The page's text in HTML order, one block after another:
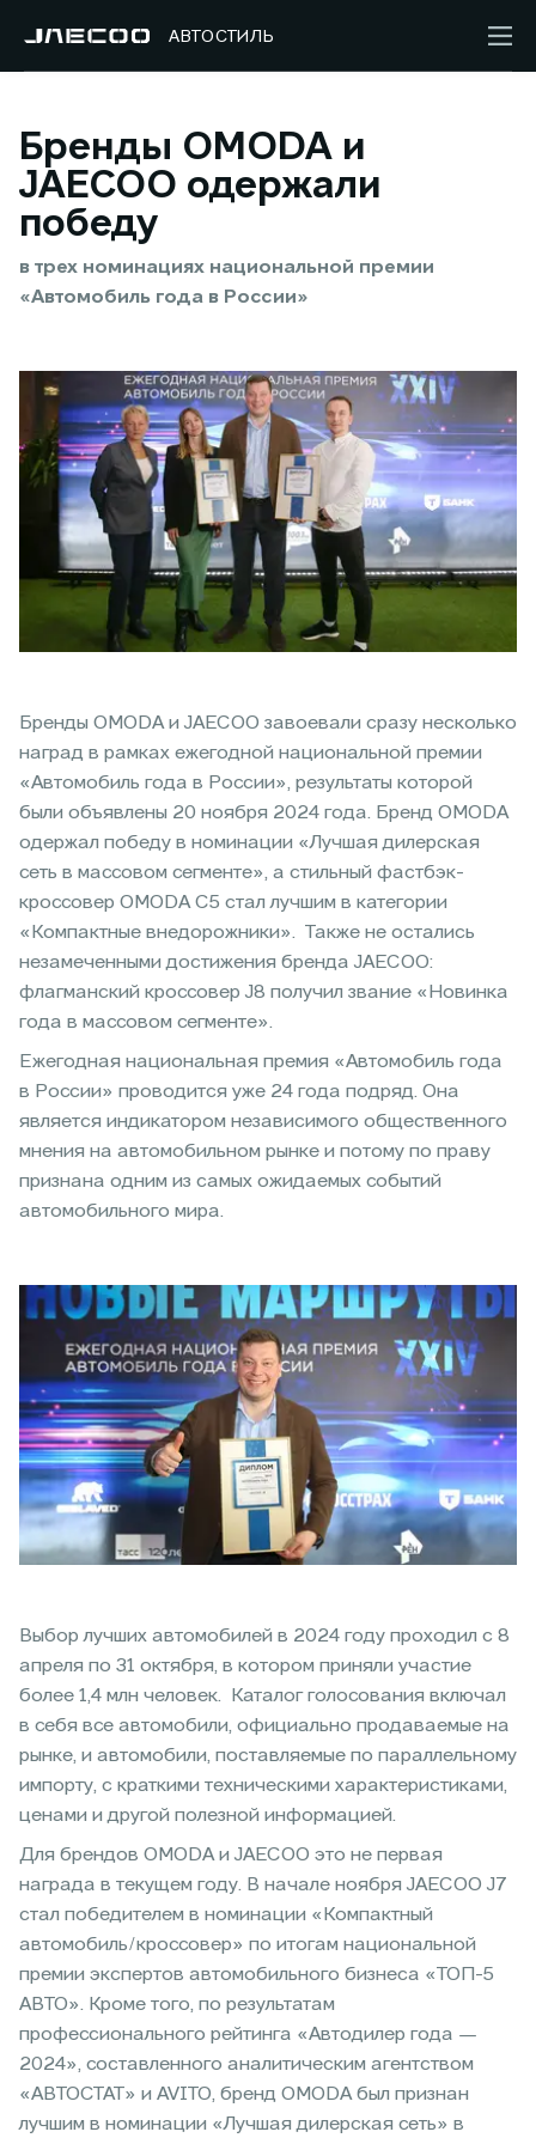
АВТОСТИЛЬ
Бренды OMODA и
JAECOO одержали
победу
в трех номинациях национальной премии
«Автомобиль года в России»
Бренды OMODA и JAECOO завоевали сразу несколько
наград в рамках ежегодной национальной премии
«Автомобиль года в России», результаты которой
были объявлены 20 ноября 2024 года. Бренд OMODA
одержал победу в номинации «Лучшая дилерская
сеть в массовом сегменте», а стильный фастбэк-
кроссовер OMODA C5 стал лучшим в категории
«Компактные внедорожники». Также не остались
незамеченными достижения бренда JAECOO:
флагманский кроссовер J8 получил звание «Новинка
года в массовом сегменте».
Ежегодная национальная премия «Автомобиль года
в России» проводится уже 24 года подряд. Она
является индикатором независимого общественного
мнения на автомобильном рынке и потому по праву
признана одним из самых ожидаемых событий
автомобильного мира.
Выбор лучших автомобилей в 2024 году проходил с 8
апреля по 31 октября, в котором приняли участие
более 1,4 млн человек. Каталог голосования включал
в себя все автомобили, официально продаваемые на
рынке, и автомобили, поставляемые по параллельному
импорту, с краткими техническими характеристиками,
ценами и другой полезной информацией.
Для брендов OMODA и JAECOO это не первая
награда в текущем году. В начале ноября JAECOO J7
стал победителем в номинации «Компактный
автомобиль/кроссовер» по итогам национальной
премии экспертов автомобильного бизнеса «ТОП-5
АВТО». Кроме того, по результатам
профессионального рейтинга «Автодилер года —
2024», составленного аналитическим агентством
«АВТОСТАТ» и AVITO, бренд OMODA был признан
лучшим в номинации «Лучшая дилерская сеть» в